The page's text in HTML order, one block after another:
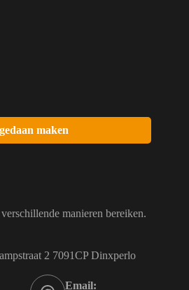
maken
manieren bereiken.
2 7091CP Dinxperlo
Email: